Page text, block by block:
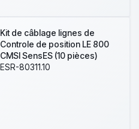
Kit de câblage lignes de
Controle de position LE 800
CMSI SensES (10 pièces)
ESR-80311.10